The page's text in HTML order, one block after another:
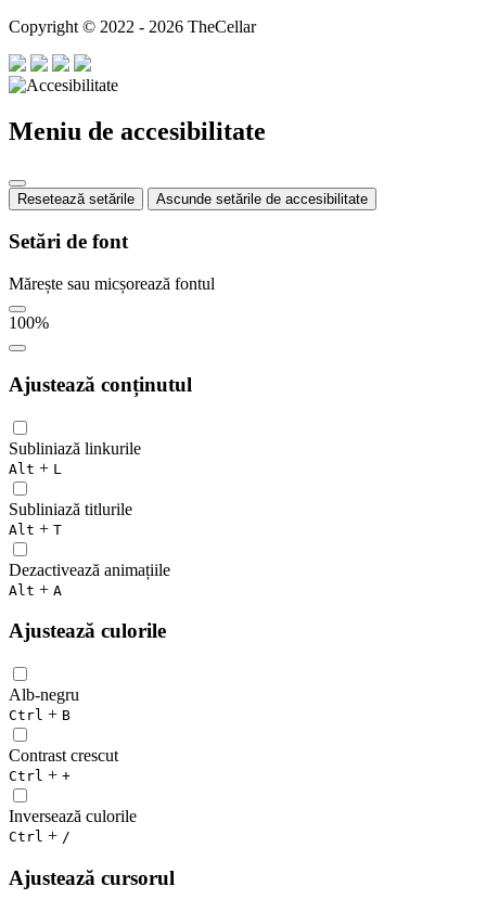
Copyright © 2022 - 2026 TheCellar
Meniu de accesibilitate
Resetează setările Ascunde setările de accesibilitate
Setări de font
Mărește sau micșorează fontul
100%
Ajustează conținutul
Subliniază linkurile
Alt + L
Subliniază titlurile
Alt + T
Dezactivează animațiile
Alt + A
Ajustează culorile
Alb-negru
Ctrl + B
Contrast crescut
Ctrl + +
Inversează culorile
Ctrl + /
Ajustează cursorul